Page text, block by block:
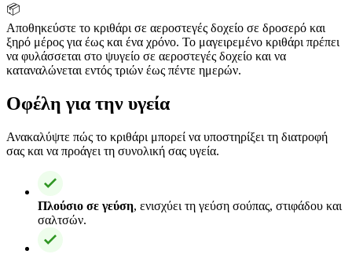
📦
Αποθηκεύστε το κριθάρι σε αεροστεγές δοχείο σε δροσερό και
ξηρό μέρος για έως και ένα χρόνο. Το μαγειρεμένο κριθάρι πρέπει
να φυλάσσεται στο ψυγείο σε αεροστεγές δοχείο και να
καταναλώνεται εντός τριών έως πέντε ημερών.
Οφέλη για την υγεία
Ανακαλύψτε πώς το κριθάρι μπορεί να υποστηρίξει τη διατροφή
σας και να προάγει τη συνολική σας υγεία.
Πλούσιο σε γεύση, ενισχύει τη γεύση σούπας, στιφάδου και
σαλτσών.